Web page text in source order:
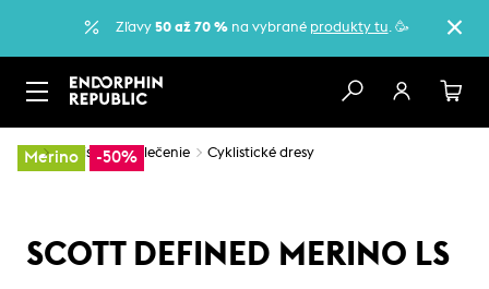
Zľavy 50 až 70 %na vybrané produkty tu. 🥳
Merino -50%
… Cyklistické oblečenie Cyklistické dresy
SCOTT DEFINED MERINO LS